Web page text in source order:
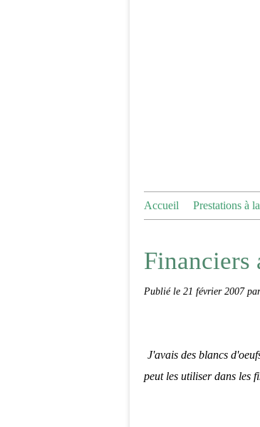
Accueil Prestations à
Financiers
Publié le 21 février 2007
J'avais des blancs
peut les utiliser dans les